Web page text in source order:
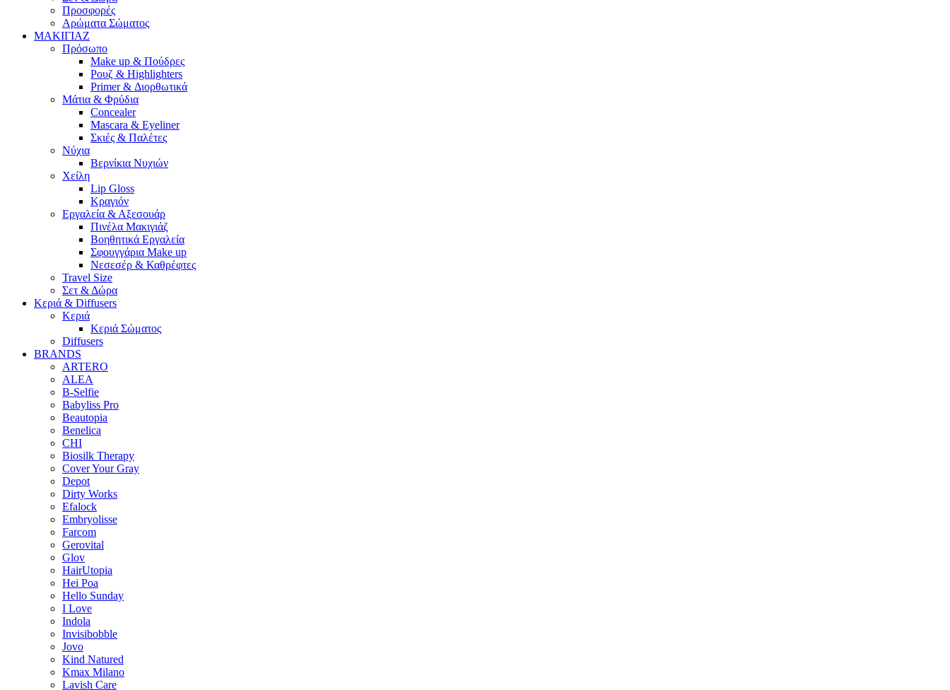
Προσφορές
Αρώματα Σώματος
ΜΑΚΙΓΙΑΖ
Πρόσωπο
Make up & Πούδρες
Ρουζ & Highlighters
Primer & Διορθωτικά
Μάτια & Φρύδια
Concealer
Mascara & Eyeliner
Σκιές & Παλέτες
Νύχια
Βερνίκια Νυχιών
Χείλη
Lip Gloss
Κραγιόν
Εργαλεία & Αξεσουάρ
Πινέλα Μακιγιάζ
Βοηθητικά Εργαλεία
Σφουγγάρια Make up
Νεσεσέρ & Καθρέφτες
Travel Size
Σετ & Δώρα
Κεριά & Diffusers
Κεριά
Κεριά Σώματος
Diffusers
BRANDS
ARTERO
ALEA
B-Selfie
Babyliss Pro
Beautopia
Benelica
CHI
Biosilk Therapy
Cover Your Gray
Depot
Dirty Works
Efalock
Embryolisse
Farcom
Gerovital
Glov
HairUtopia
Hei Poa
Hello Sunday
I Love
Indola
Invisibobble
Jovo
Kind Natured
Kmax Milano
Lavish Care